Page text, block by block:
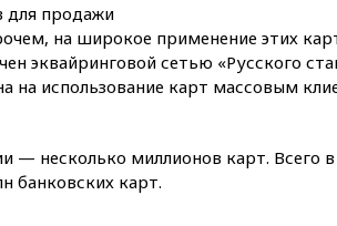
16:00Создатели
АФК «Наследие»
шести до 12 лет
снятии «Яблока» с
для продажи
на широкое применение этих
эквайринговой сетью «Русского
на использование карт массовым
— несколько миллионов карт. Всего в
банковских карт.